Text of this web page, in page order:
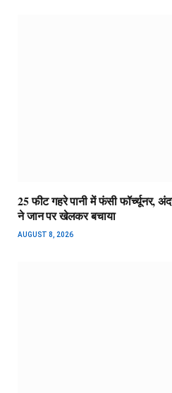
25 फीट गहरे पानी में फंसी फॉर्च्यूनर,
ने जान पर खेलकर बचाया
AUGUST 8, 2026